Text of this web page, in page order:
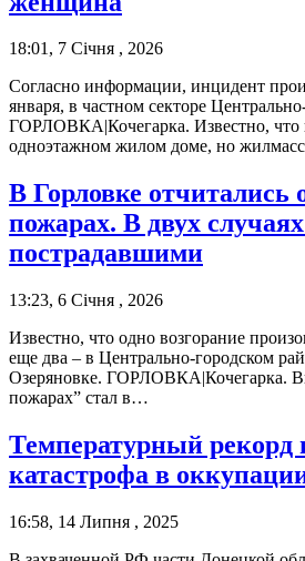
18:01, 7 Січня , 2026
Согласно информации, инцидент
января, в частном секторе
ГОРЛОВКА|Кочегарка. Известно, что
одноэтажном жилом доме, но
В Горловке отчитались
пожарах. В двух
пострадавшими
13:23, 6 Січня , 2026
Известно, что одно возгорание
еще два – в Центрально-городском
Озеряновке. ГОРЛОВКА|Кочегарка.
пожарах” стал в…
Температурный рекорд
катастрофа в
16:58, 14 Липня , 2025